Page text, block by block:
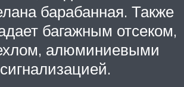
барабанная. Также
багажным отсеком,
алюминиевыми